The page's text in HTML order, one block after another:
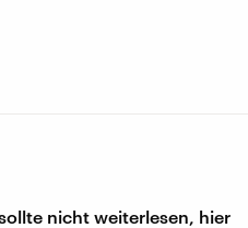
nicht weiterlesen, hier